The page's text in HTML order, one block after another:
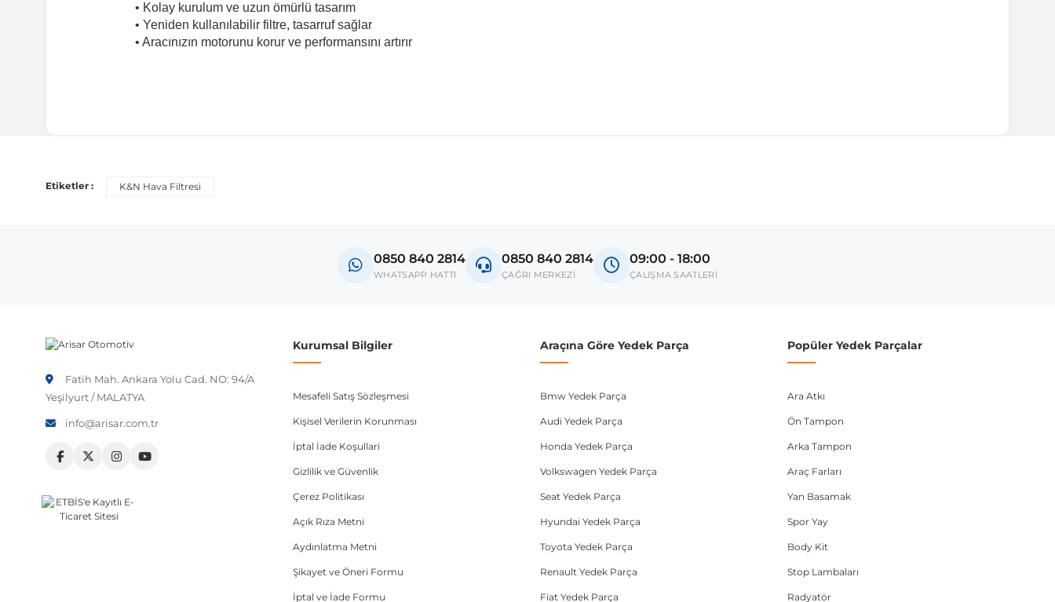
• Kolay kurulum ve uzun ömürlü tasarım
• Yeniden kullanılabilir filtre, tasarruf sağlar
• Aracınızın motorunu korur ve performansını artırır
Etiketler : K&N Hava Filtresi
0850 840 2814
WHATSAPP HATTI
0850 840 2814
ÇAĞRI MERKEZİ
09:00 - 18:00
ÇALIŞMA SAATLERİ
Fatih Mah. Ankara Yolu Cad. NO: 94/A
Yeşilyurt / MALATYA
info@arisar.com.tr
Kurumsal Bilgiler
Mesafeli Satış Sözleşmesi
Kişisel Verilerin Korunması
İptal İade Koşullari
Gizlilik ve Güvenlik
Çerez Politikası
Açık Rıza Metni
Aydınlatma Metni
Şikayet ve Öneri Formu
İptal ve İade Formu
Araçına Göre Yedek Parça
Bmw Yedek Parça
Audi Yedek Parça
Honda Yedek Parça
Volkswagen Yedek Parça
Seat Yedek Parça
Hyundai Yedek Parça
Toyota Yedek Parça
Renault Yedek Parça
Fiat Yedek Parça
Popüler Yedek Parçalar
Ara Atkı
Ön Tampon
Arka Tampon
Araç Farları
Yan Basamak
Spor Yay
Body Kit
Stop Lambaları
Radyatör